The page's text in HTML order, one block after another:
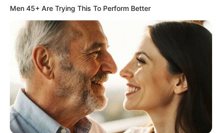
ดวงความรักคนโสด จะมีคนมีอายุเข้ามาสนใจ คนมีคู่ คน
รักจะประสบความสำเร็จในตำแหน่งหน้าที่การงาน
Men 45+ Are Trying This To Perform Better